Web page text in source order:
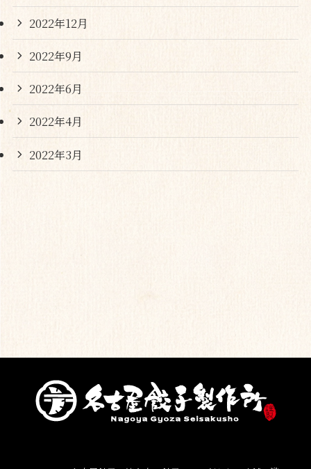
2022年12月
2022年9月
2022年6月
2022年4月
2022年3月